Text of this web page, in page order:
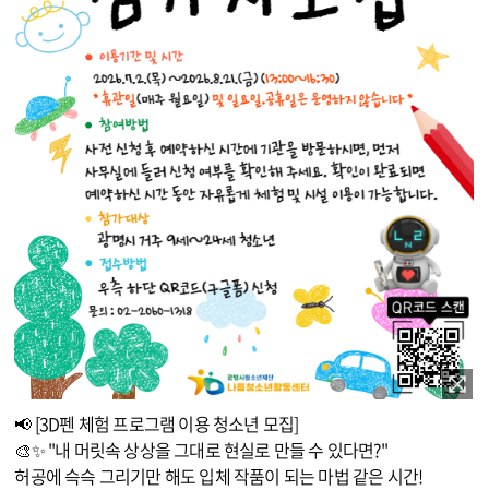
이미지 확대보기
📢 [3D펜 체험 프로그램 이용 청소년 모집]
🎨✨ "내 머릿속 상상을 그대로 현실로 만들 수 있다면?"
허공에 슥슥 그리기만 해도 입체 작품이 되는 마법 같은 시간!